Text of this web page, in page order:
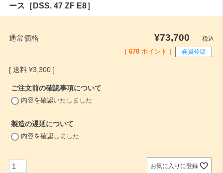
ース［DSS. 47 ZF E8］
通常価格 ¥73,700
税込
670 ポイント ] 会員登録
¥3,300
ご注文前の確認事項について
内容を確認いたしました
製造の遅延について
(
内容を確認しました
お気に入りに登録